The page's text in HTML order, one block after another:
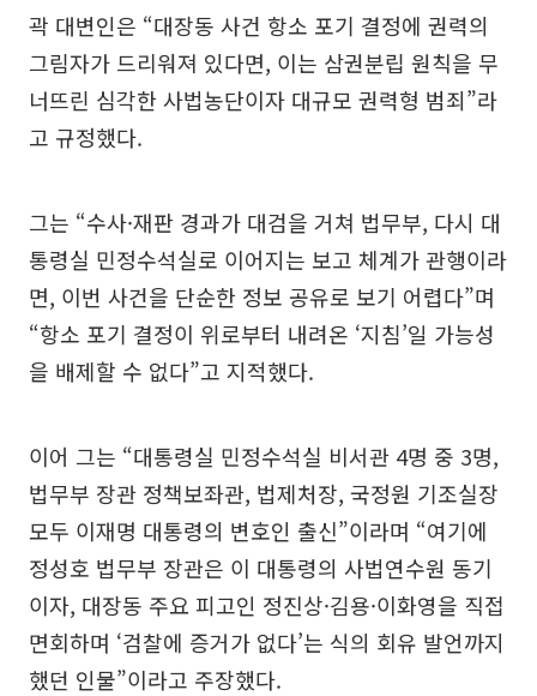
곽 대변인은 “대장동 사건 항소 포기 결정에 권력의
그림자가 드리워져 있다면, 이는 삼권분립 원칙을 무
너뜨린 심각한 사법농단이자 대규모 권력형 범죄”라
고 규정했다.
그는 “수사·재판 경과가 대검을 거쳐 법무부, 다시 대
통령실 민정수석실로 이어지는 보고 체계가 관행이라
면, 이번 사건을 단순한 정보 공유로 보기 어렵다”며
“항소 포기 결정이 위로부터 내려온 ‘지침’일 가능성
을 배제할 수 없다”고 지적했다.
이어 그는 “대통령실 민정수석실 비서관 4명 중 3명,
법무부 장관 정책보좌관, 법제처장, 국정원 기조실장
모두 이재명 대통령의 변호인 출신”이라며 “여기에
정성호 법무부 장관은 이 대통령의 사법연수원 동기
이자, 대장동 주요 피고인 정진상·김용·이화영을 직접
면회하며 ‘검찰에 증거가 없다’는 식의 회유 발언까지
했던 인물”이라고 주장했다.